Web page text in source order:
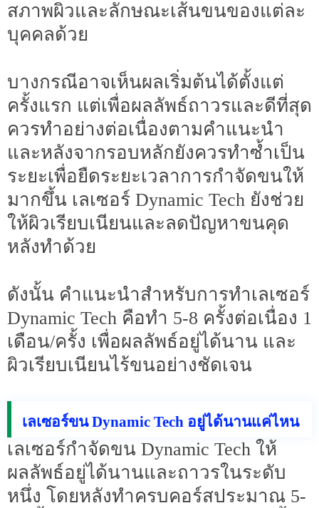
สภาพผิวและลักษณะเส้นขนของแต่ละ
บุคคลด้วย
บางกรณีอาจเห็นผลเริ่มต้นได้ตั้งแต่
ครั้งแรก แต่เพื่อผลลัพธ์ถาวรและดีที่สุด
ควรทำอย่างต่อเนื่องตามคำแนะนำ
และหลังจากรอบหลักยังควรทำซ้ำเป็น
ระยะเพื่อยืดระยะเวลาการกำจัดขนให้
มากขึ้น เลเซอร์ Dynamic Tech ยังช่วย
ให้ผิวเรียบเนียนและลดปัญหาขนคุด
หลังทำด้วย
ดังนั้น คำแนะนำสำหรับการทำเลเซอร์
Dynamic Tech คือทำ 5-8 ครั้งต่อเนื่อง 1
เดือน/ครั้ง เพื่อผลลัพธ์อยู่ได้นาน และ
ผิวเรียบเนียนไร้ขนอย่างชัดเจน
เลเซอร์ขน Dynamic Tech อยู่ได้นานแค่ไหน
เลเซอร์กำจัดขน Dynamic Tech ให้
ผลลัพธ์อยู่ได้นานและถาวรในระดับ
หนึ่ง โดยหลังทำครบคอร์สประมาณ 5-